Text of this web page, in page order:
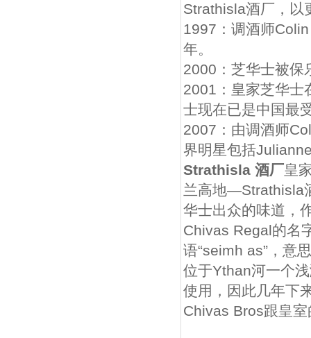
Strathisla酒厂，以
1997：调酒师
年。
2000：芝华士被保
2001：皇家芝华士
士现在已是中国最
2007：由调酒师
界明星包括
Strathisla 酒厂皇
兰高地—Strathisla
华士出众的味道，
Chivas Regal的名
语“seimh as”，意
位于Ythan河一个
使用，因此几年下
Chivas Bros跟皇